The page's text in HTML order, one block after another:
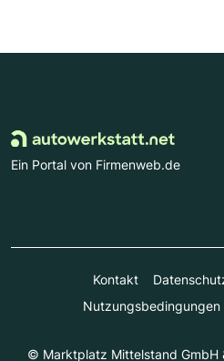
Ein Portal von Firmenweb.de
Kontakt
Nutzungsbedingungen
© Marktplatz Mittelstand GmbH